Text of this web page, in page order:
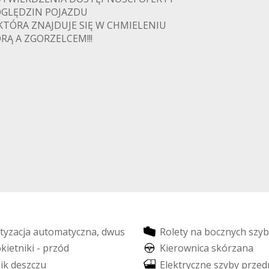
POJAZDU
ZNAJDUJE SIĘ W CHMIELENIU
A ZGORZELCEM!!!
tyzacja automatyczna, dwust owa Rolety na bocznych szyb
kietniki - przód Kierownica skórzana
ik deszczu Elektryczne szyby przed